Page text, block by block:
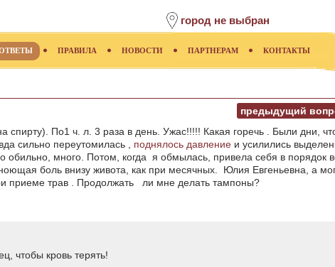
город не выбран
ПРАВИЛА НОВОСТИ ПАРТНЕРАМ КОНТАКТЫ
предыдущий
спирту). По1 ч. л. 3 раза в день. Ужас!!!!! Какая горечь . Были дни,
сильно переутомилась , поднялось давление и усилились
обильно, много. Потом, когда я обмылась, привела себя в порядок
боль внизу живота, как при месячных. Юлия Евгеньевна, а
приеме трав . Продолжать ли мне делать тампоны?
чтобы кровь терять!